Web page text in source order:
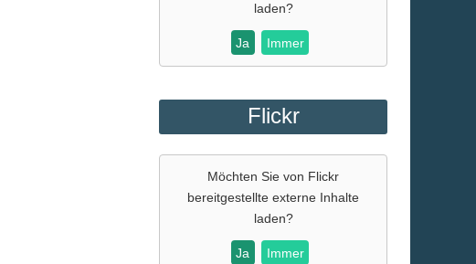
laden?
Ja Immer
Flickr
Möchten Sie von Flickr
bereitgestellte externe Inhalte
laden?
Ja Immer